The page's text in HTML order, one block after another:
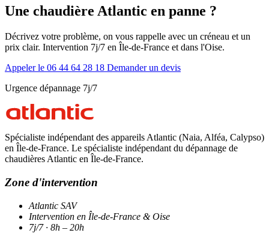
Une chaudière Atlantic en panne ?
Décrivez votre problème, on vous rappelle avec un créneau et un
prix clair. Intervention 7j/7 en Île-de-France et dans l'Oise.
Appeler le 06 44 64 28 18 Demander un devis
Urgence dépannage 7j/7
Spécialiste indépendant des appareils Atlantic (Naia, Alféa, Calypso)
en Île-de-France. Le spécialiste indépendant du dépannage de
chaudières Atlantic en Île-de-France.
Zone d'intervention
Atlantic SAV
Intervention en Île-de-France & Oise
7j/7 · 8h – 20h